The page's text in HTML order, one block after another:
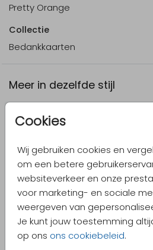
Cookies
Wij gebruiken cookies en
om een betere
websiteverkeer en onze
voor marketing- en sociale
weergeven van
Je kunt jouw toestemming
op ons ons cookiebeleid.
Pretty Orange
Collectie
Bedankkaarten
Meer in dezelfde stijl